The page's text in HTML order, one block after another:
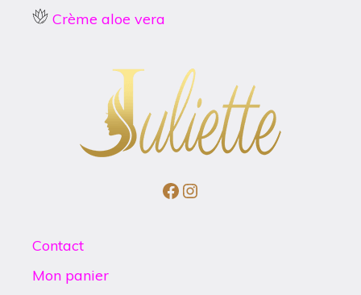
Crème aloe vera
Facebook
Instagram
Contact
Mon panier